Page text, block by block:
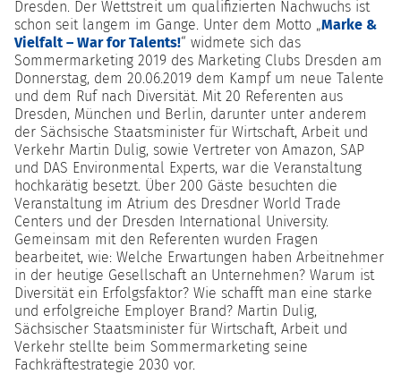
Dresden. Der Wettstreit um qualifizierten Nachwuchs ist
schon seit langem im Gange. Unter dem Motto „Marke &
Vielfalt – War for Talents!“ widmete sich das
Sommermarketing 2019 des Marketing Clubs Dresden am
Donnerstag, dem 20.06.2019 dem Kampf um neue Talente
und dem Ruf nach Diversität. Mit 20 Referenten aus
Dresden, München und Berlin, darunter unter anderem
der Sächsische Staatsminister für Wirtschaft, Arbeit und
Verkehr Martin Dulig, sowie Vertreter von Amazon, SAP
und DAS Environmental Experts, war die Veranstaltung
hochkarätig besetzt. Über 200 Gäste besuchten die
Veranstaltung im Atrium des Dresdner World Trade
Centers und der Dresden International University.
Gemeinsam mit den Referenten wurden Fragen
bearbeitet, wie: Welche Erwartungen haben Arbeitnehmer
in der heutige Gesellschaft an Unternehmen? Warum ist
Diversität ein Erfolgsfaktor? Wie schafft man eine starke
und erfolgreiche Employer Brand? Martin Dulig,
Sächsischer Staatsminister für Wirtschaft, Arbeit und
Verkehr stellte beim Sommermarketing seine
Fachkräftestrategie 2030 vor.